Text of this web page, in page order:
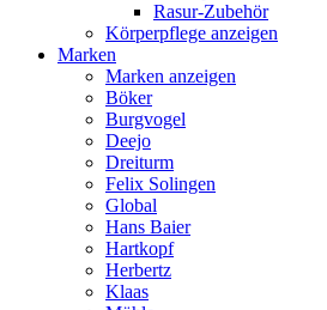
Rasur-Zubehör
Körperpflege anzeigen
Marken
Marken anzeigen
Böker
Burgvogel
Deejo
Dreiturm
Felix Solingen
Global
Hans Baier
Hartkopf
Herbertz
Klaas